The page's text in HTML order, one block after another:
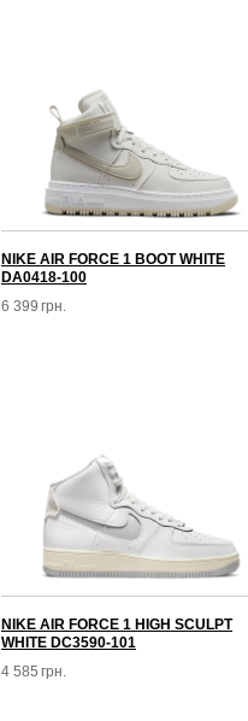
NIKE AIR FORCE 1 BOOT WHITE
DA0418-100
6 399 грн.
NIKE AIR FORCE 1 HIGH SCULPT
WHITE DC3590-101
4 585 грн.